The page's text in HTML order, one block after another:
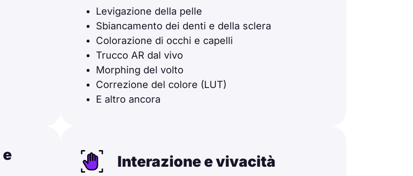
Levigazione della pelle
Sbiancamento dei denti e della sclera
Colorazione di occhi e capelli
Trucco AR dal vivo
Morphing del volto
Correzione del colore (LUT)
E altro ancora
Interazione e vivacità